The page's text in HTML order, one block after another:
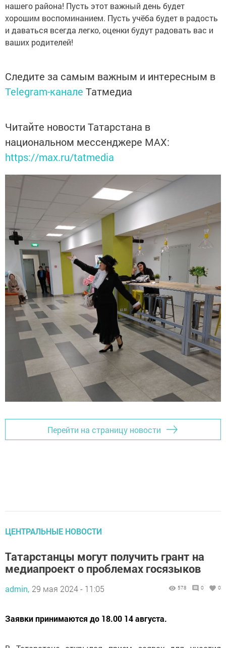
нашего района! Пусть этот важный день будет
хорошим воспоминанием. Пусть учёба будет в радость
и даваться всегда легко, оценки будут радовать вас и
ваших родителей!
Следите за самым важным и интересным в
Telegram-канале Татмедиа
Читайте новости Татарстана в
национальном мессенджере MАХ:
https://max.ru/tatmedia
Перейти на страницу новости
ЦЕНТРАЛЬНЫЕ НОВОСТИ
Татарстанцы могут получить грант на
медиапроект о проблемах госязыков
admin, 29 мая 2024 - 11:05 578 0 0
Заявки принимаются до 18.00 14 августа.